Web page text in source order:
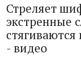
Стреляет
экстренные
- видео